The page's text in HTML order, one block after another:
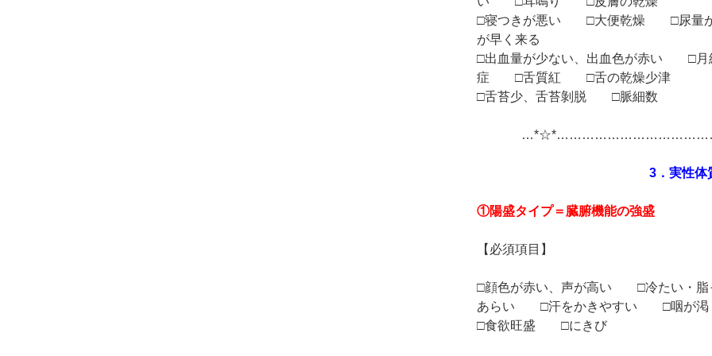
□寝つきが悪い □大便乾燥 □尿量
が早く来る
□出血量が少ない、出血色が赤い
症 □舌質紅 □舌の乾燥少津
□舌苔少、舌苔剝脱 □脈細数
3．実性体
①陽盛タイプ＝臓腑機能の強盛
【必須項目】
□顔色が赤い、声が高い □冷たい・
あらい □汗をかきやすい □咽が渇
□食欲旺盛 □にきび